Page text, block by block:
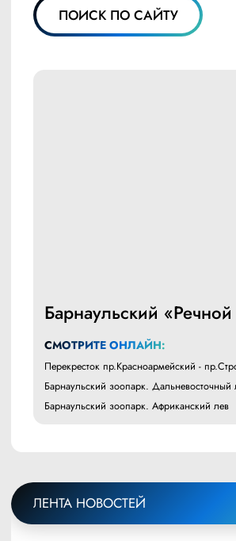
ПОИСК ПО САЙТУ
Барнаульский
СМОТРИТЕ ОНЛАЙН:
Перекресток пр.Красноармейский -
Барнаульский зоопарк. Дальневосточный
Барнаульский зоопарк. Африканский лев
ЛЕНТА НОВОСТЕЙ